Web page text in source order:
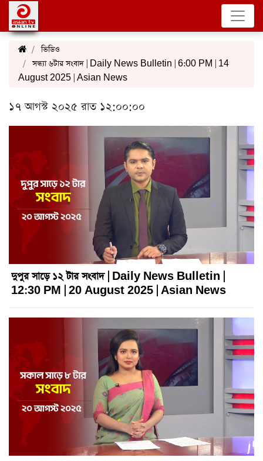
ভিডিও
সন্ধ্যা ৬টার সংবাদ | Daily News Bulletin | 6:00 PM | 14
August 2025 | Asian News
১৭ আগস্ট ২০২৫ রাত ১২:০০:০০
দুপুর সাড়ে ১২ টার সংবাদ | Daily News Bulletin |
12:30 PM | 20 August 2025 | Asian News